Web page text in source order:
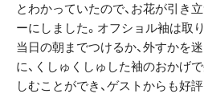
とわかっていたので、お花が引き
ーにしました。オフショル袖は取
当日の朝までつけるか、外すかを
に、くしゅくしゅした袖のおかげ
しむことができ、ゲストからも好